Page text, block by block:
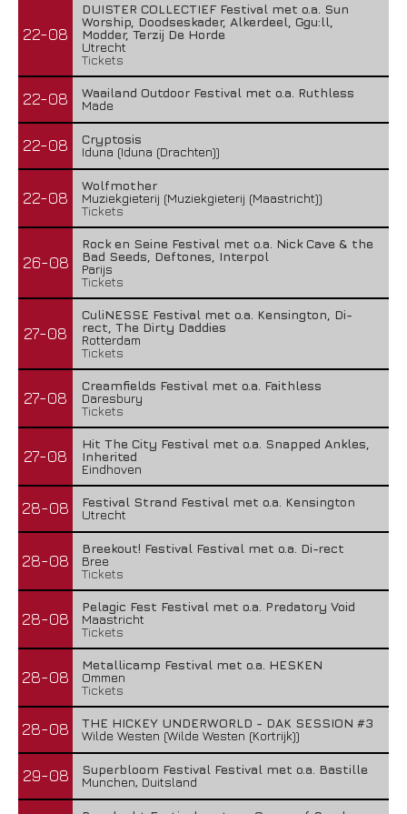
22-08
DUISTER COLLECTIEF Festival met o.a. Sun
Worship, Doodseskader, Alkerdeel, Ggu:ll,
Modder, Terzij De Horde
Utrecht
Tickets
22-08
Waailand Outdoor Festival met o.a. Ruthless
Made
22-08
Cryptosis
Iduna (Iduna (Drachten))
22-08
Wolfmother
Muziekgieterij (Muziekgieterij (Maastricht))
Tickets
26-08
Rock en Seine Festival met o.a. Nick Cave & the
Bad Seeds, Deftones, Interpol
Parijs
Tickets
27-08
CuliNESSE Festival met o.a. Kensington, Di-
rect, The Dirty Daddies
Rotterdam
Tickets
27-08
Creamfields Festival met o.a. Faithless
Daresbury
Tickets
27-08
Hit The City Festival met o.a. Snapped Ankles,
Inherited
Eindhoven
28-08
Festival Strand Festival met o.a. Kensington
Utrecht
28-08
Breekout! Festival Festival met o.a. Di-rect
Bree
Tickets
28-08
Pelagic Fest Festival met o.a. Predatory Void
Maastricht
Tickets
28-08
Metallicamp Festival met o.a. HESKEN
Ommen
Tickets
28-08
THE HICKEY UNDERWORLD - DAK SESSION #3
Wilde Westen (Wilde Westen (Kortrijk))
29-08
Superbloom Festival Festival met o.a. Bastille
Munchen, Duitsland